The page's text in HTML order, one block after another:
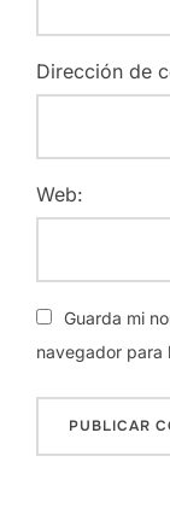
Dirección de
Web:
Guarda mi
navegador para